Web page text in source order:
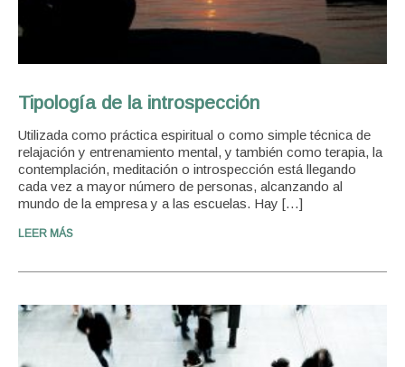
Tipología de la introspección
Utilizada como práctica espiritual o como simple técnica de
relajación y entrenamiento mental, y también como terapia, la
contemplación, meditación o introspección está llegando
cada vez a mayor número de personas, alcanzando al
mundo de la empresa y a las escuelas. Hay […]
LEER MÁS